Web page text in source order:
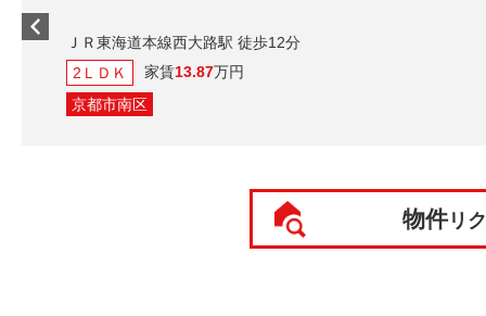
ＪＲ東海道本線西大路駅 徒歩12分
2ＬＤＫ
家賃13.87万円
京都市南区
物件リ